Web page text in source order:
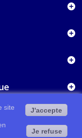
site
J'accepte
Je refuse